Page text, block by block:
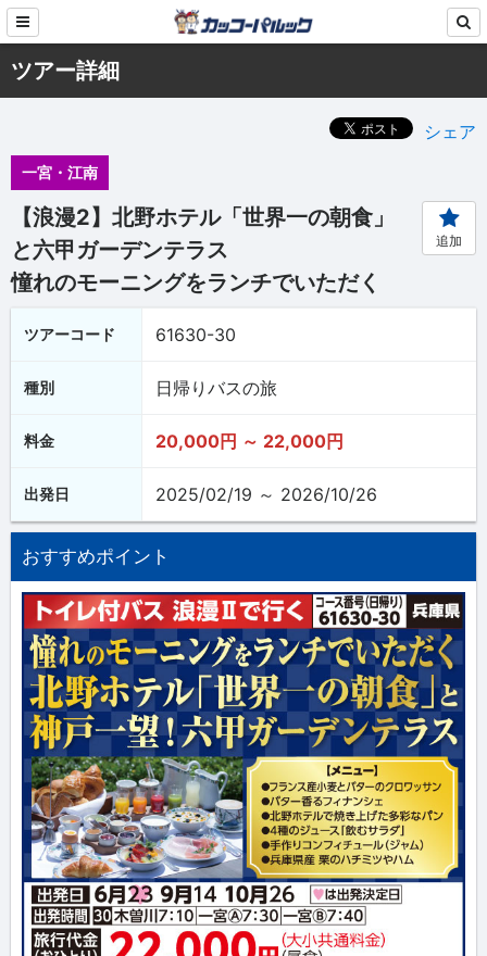
ツアー詳細
シェア
一宮・江南
【浪漫2】北野ホテル「世界一の朝食」
と六甲ガーデンテラス
憧れのモーニングをランチでいただく
追加
ツアーコード 61630-30
種別 日帰りバスの旅
料金 20,000円 ～ 22,000円
出発日 2025/02/19 ～ 2026/10/26
おすすめポイント